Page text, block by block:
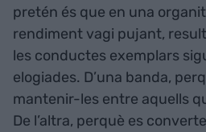
pretén és que en una
rendiment vagi pujant,
les conductes exemplars
elogiades. D’una banda,
mantenir-les entre aquells
De l’altra, perquè es